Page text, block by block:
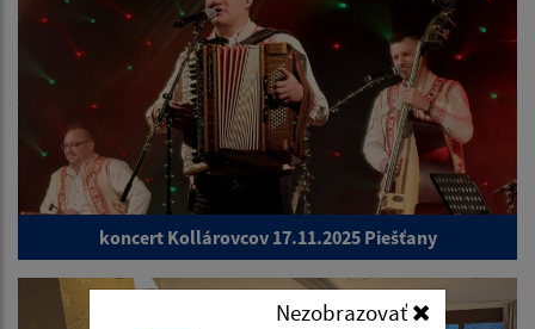
koncert Kollárovcov 17.11.2025 Piešťany
Nezobrazovať